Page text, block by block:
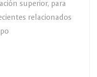
superior, para
relacionados